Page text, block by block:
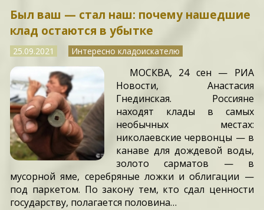
Был ваш — стал наш: почему нашедшие
клад остаются в убытке
25.09.2021 Интересно кладоискателю
МОСКВА, 24 сен — РИА
Новости, Анастасия
Гнединская. Россияне
находят клады в самых
необычных местах:
николаевские червонцы — в
канаве для дождевой воды,
золото сарматов — в
мусорной яме, серебряные ложки и облигации —
под паркетом. По закону тем, кто сдал ценности
государству, полагается половина…